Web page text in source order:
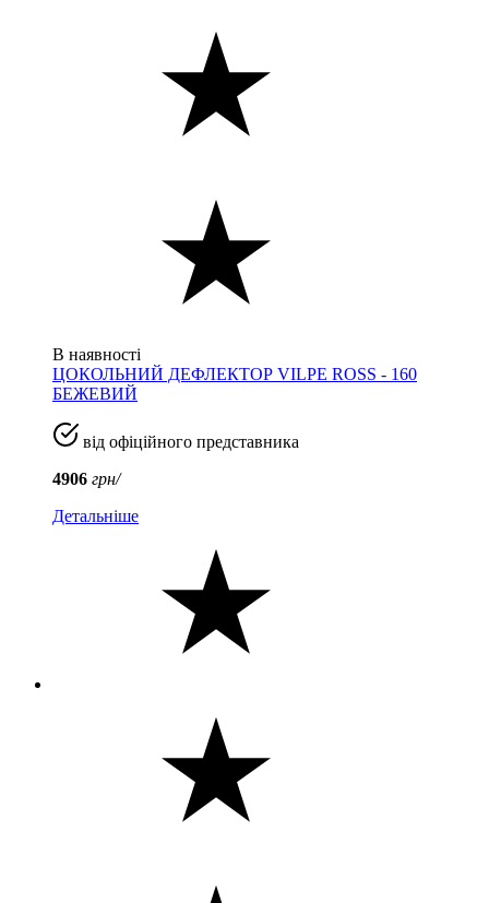
В наявності
ЦОКОЛЬНИЙ ДЕФЛЕКТОР VILPE ROSS - 160
БЕЖЕВИЙ
від офіційного представника
4906 грн/
Детальніше